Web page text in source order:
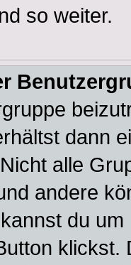
so weiter.
dann
alle
andere
du